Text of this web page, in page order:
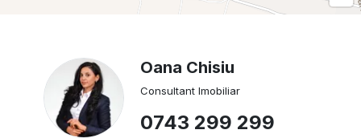
Oana Chisiu
Consultant Imobiliar
0743 299 299